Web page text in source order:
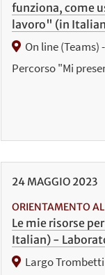
funziona, come
lavoro" (in
On line (Teams)
Percorso "Mi
24 MAGGIO 2023
ORIENTAMENTO
Le mie risorse
Italian) -
Largo Trombetti